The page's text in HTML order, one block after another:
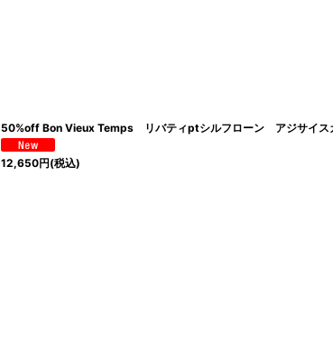
50%off Bon Vieux Temps リバティptシルフローン アジサイ
12,650円(税込)